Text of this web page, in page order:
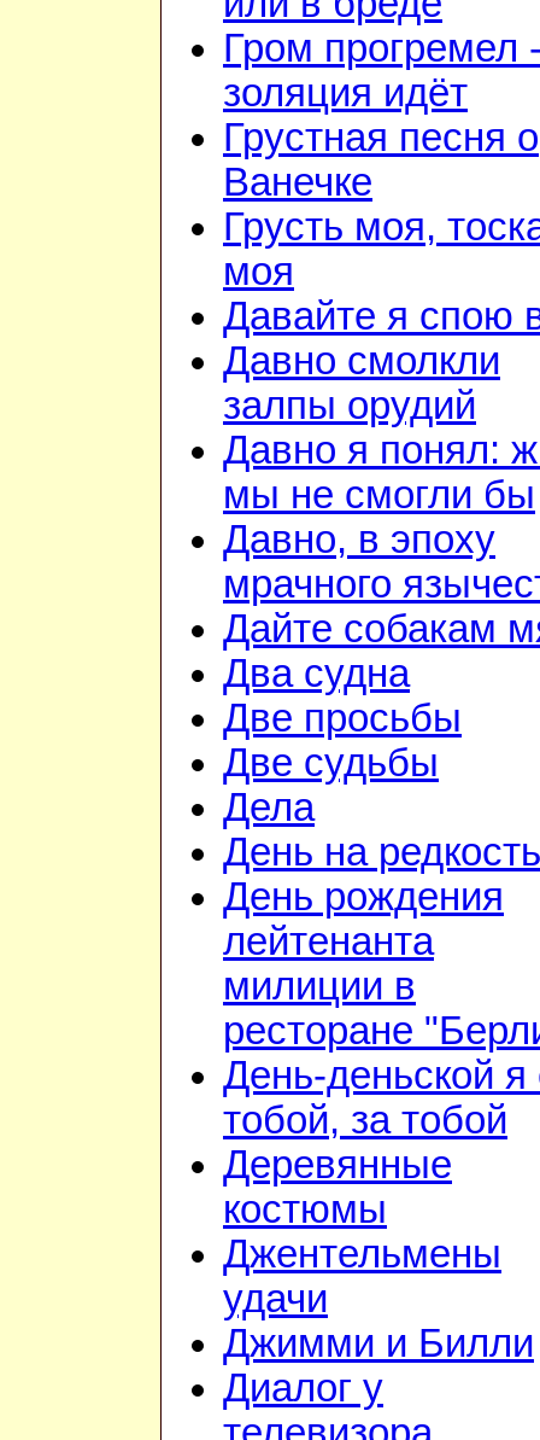
Гром прогремел
золяция идёт
Грустная песня о
Ванечке
Грусть моя,
моя
Давайте я спою
Давно смолкли
залпы орудий
Давно я понял:
мы не смогли бы
Давно, в эпоху
мрачного
Дайте собакам
Два судна
Две просьбы
Две судьбы
Дела
День на редкость
День рождения
лейтенанта
милиции в
ресторане
День-деньской я
тобой, за тобой
Деревянные
костюмы
Джентельмены
удачи
Джимми и Билли
Диалог у